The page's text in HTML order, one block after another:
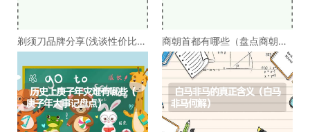
剃须刀品牌分享(浅谈性价比高
的剃须刀品牌）
商朝首都有哪些（盘点商朝的
十几个首都）